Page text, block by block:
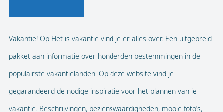
Vakantie! Op Het is vakantie vind je er alles over. Een uitgebreid
pakket aan informatie over honderden bestemmingen in de
populairste vakantielanden. Op deze website vind je
gegarandeerd de nodige inspiratie voor het plannen van je
vakantie. Beschrijvingen, bezienswaardigheden, mooie foto’s,